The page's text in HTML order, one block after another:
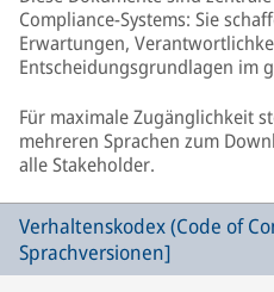
Compliance-Systems: Sie
Erwartungen,
Entscheidungsgrundlagen im
Für maximale Zugänglichkeit
mehreren Sprachen zum
alle Stakeholder.
Verhaltenskodex (Code of
Sprachversionen]